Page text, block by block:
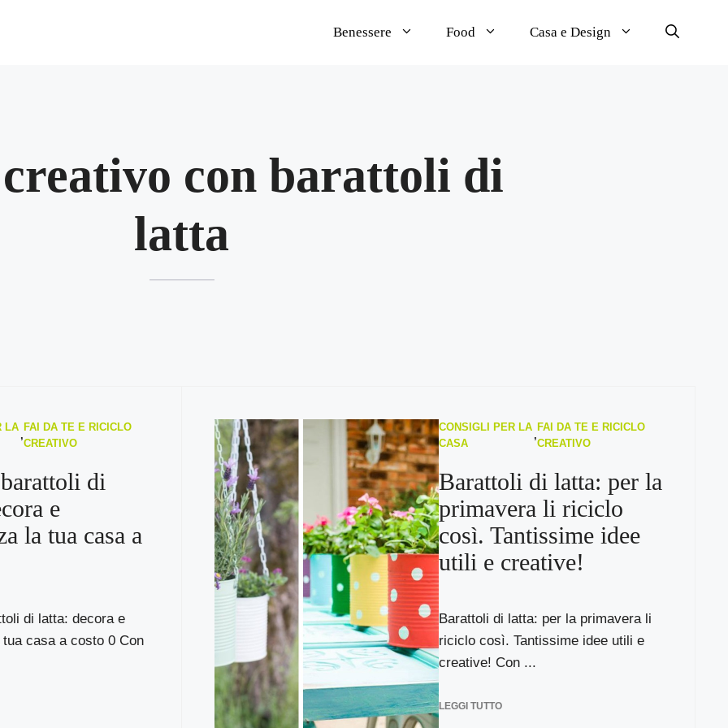
Benessere Food Casa e Design
con barattoli di
latta
LA
,
FAI DA TE E RICICLO
CREATIVO
di
e
la tua casa a
di latta: decora e
casa a costo 0 Con
CONSIGLI PER LA
CASA
,
FAI DA TE E RICICLO
CREATIVO
Barattoli di latta: per la
primavera li riciclo
così. Tantissime idee
utili e creative!
Barattoli di latta: per la primavera li
riciclo così. Tantissime idee utili e
creative! Con ...
LEGGI TUTTO